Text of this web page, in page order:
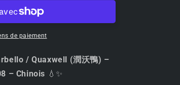
de paiement
/ Quaxwell (潤沃鴨) –
– Chinois 💧✨